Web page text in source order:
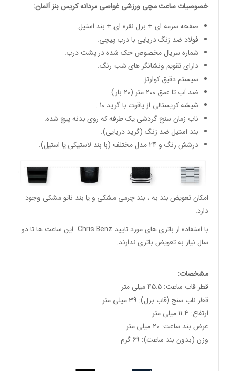
خصوصیات ساعت مچی ورزشی غواصی مردانهکریس بنز آلمان:
صفحه سرمه ای + بزل نقره ای + بند استیل.
فولاد ضد زنگ دریایی با درب پیچی.
شماره سریال مخصوص حک شده در پشت درب.
دارای تقویم ونشانگر های شب رنگ.
سیستم دقیق کوارتز.
ضد آب تا عمق 200 متر (20 بار).
شیشه کریستالی از یاقوت با گرید 10 .
ناب زمان سنج گردشی یک طرفه که روی بدنه پیچ شده.
بند استیل ضد زنگ (گرید دریایی).
درشش رنگ و 24 مدل مختلف (با بند لاستیکی یا استیل).
امکان تعویض بند به ، بند چرمی مشکی و یا بند ناتو مشکی وجود
دارد.
با استفاده از باتری های مورد تایید Chris Benz این ساعت ها تا دو
سال نیاز به تعویض باتری ندارند.
مشخصات:
قطر قاب ساعت: 45.5 میلی متر
قطر ناب سنج (قاب بزل): 39 میلی متر
ارتفاع: 11.4 میلی متر
عرض بند ساعت: 20 میلی متر
وزن (بدون بند ساعت): 69 گرم